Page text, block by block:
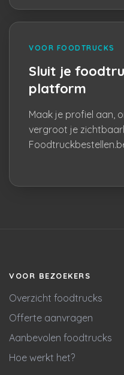
VOOR FOODTRUCKS
Sluit je
platform
Maak je profiel aan,
vergroot je
VOOR BEZOEKERS
Overzicht foodtrucks
Offerte aanvragen
Aanbevolen foodtrucks
Hoe werkt het?